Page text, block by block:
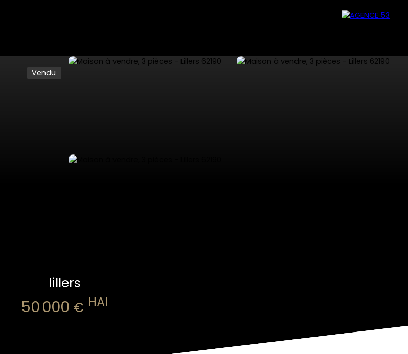
Vendu
lillers
50 000 € HAI